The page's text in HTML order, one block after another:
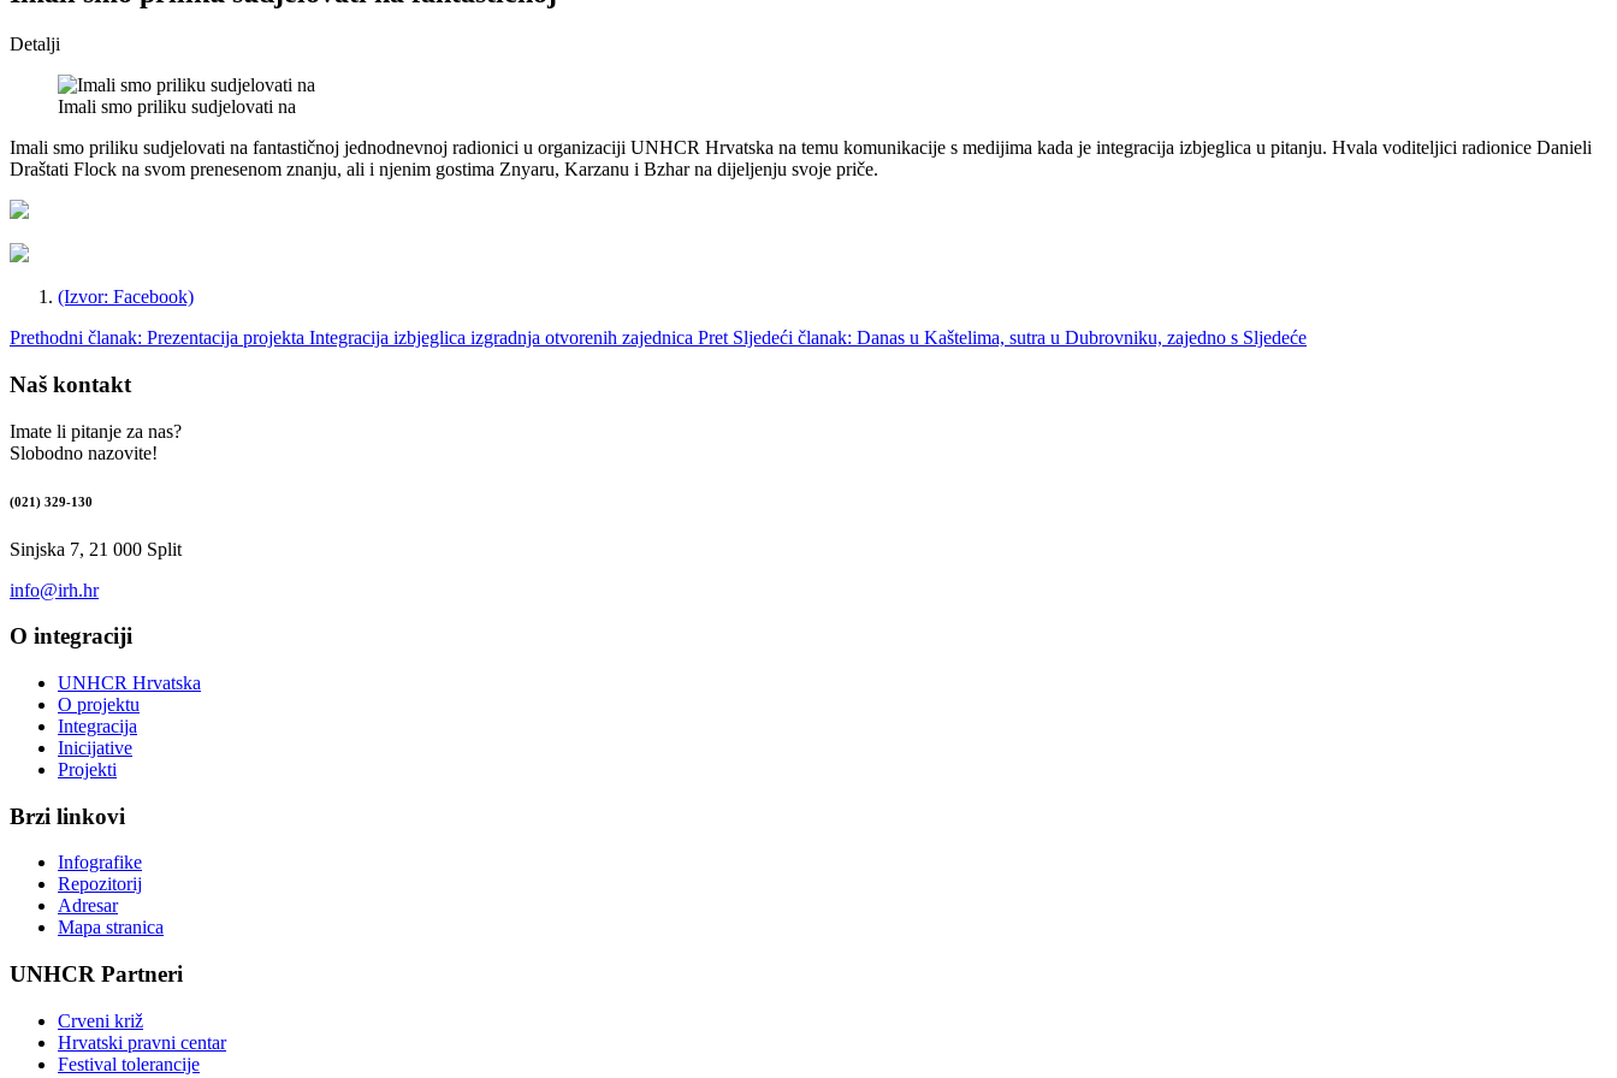
Detalji
Imali smo priliku sudjelovati na
Imali smo priliku sudjelovati na fantastičnoj jednodnevnoj radionici u organizaciji UNHCR Hrvatska na temu komunikacije s medijima kada je integracija izbjeglica u pitanju. Hvala voditeljici radionice Danieli
Draštati Flock na svom prenesenom znanju, ali i njenim gostima Znyaru, Karzanu i Bzhar na dijeljenju svoje priče.
(Izvor: Facebook)
Prethodni članak: Prezentacija projekta Integracija izbjeglica izgradnja otvorenih zajednica Pret Sljedeći članak: Danas u Kaštelima, sutra u Dubrovniku, zajedno s Sljedeće
Naš kontakt
Imate li pitanje za nas?
Slobodno nazovite!
(021) 329-130
Sinjska 7, 21 000 Split
info@irh.hr
O integraciji
UNHCR Hrvatska
O projektu
Integracija
Inicijative
Projekti
Brzi linkovi
Infografike
Repozitorij
Adresar
Mapa stranica
UNHCR Partneri
Crveni križ
Hrvatski pravni centar
Festival tolerancije